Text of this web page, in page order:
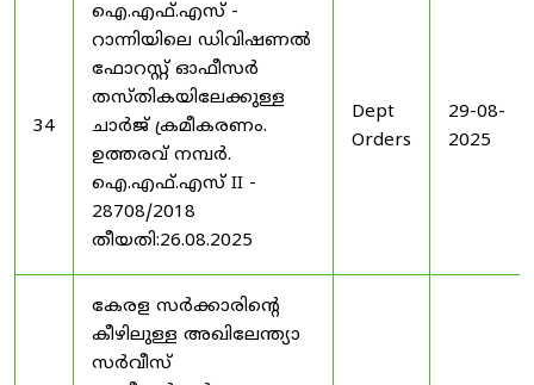
34
ഐ.എഫ്.എസ് -
റാന്നിയിലെ ഡിവിഷണൽ
ഫോറസ്റ്റ് ഓഫീസർ
തസ്തികയിലേക്കുള്ള
ചാർജ് ക്രമീകരണം.
ഉത്തരവ് നമ്പർ.
ഐ.എഫ്.എസ് II -
28708/2018
തീയതി:26.08.2025
Dept
Orders
29-08-
2025
കേരള സർക്കാരിന്റെ
കീഴിലുള്ള അഖിലേന്ത്യാ
സർവീസ്